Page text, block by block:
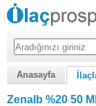
Anasayfa
Zenalb %20 50